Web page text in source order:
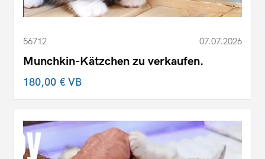
56712 07.07.2026
Munchkin-Kätzchen zu verkaufen.
180,00 €VB